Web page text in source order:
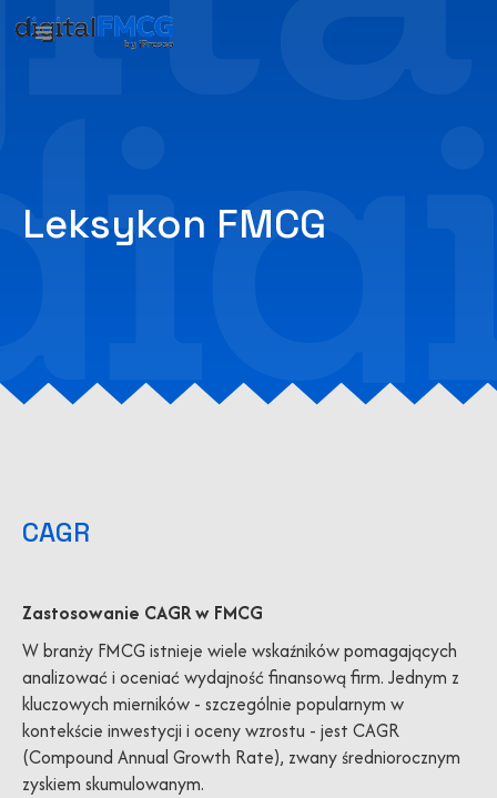
Leksykon FMCG
CAGR
Zastosowanie CAGR w FMCG
W branży FMCG istnieje wiele wskaźników pomagających
analizować i oceniać wydajność finansową firm. Jednym z
kluczowych mierników - szczególnie popularnym w
kontekście inwestycji i oceny wzrostu - jest CAGR
(Compound Annual Growth Rate), zwany średniorocznym
zyskiem skumulowanym.